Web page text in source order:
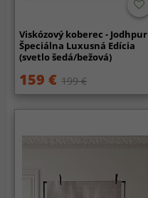
Viskózový koberec - Jodhpur
Špeciálna Luxusná Edícia
(svetlo šedá/bežová)
159 € 199 €